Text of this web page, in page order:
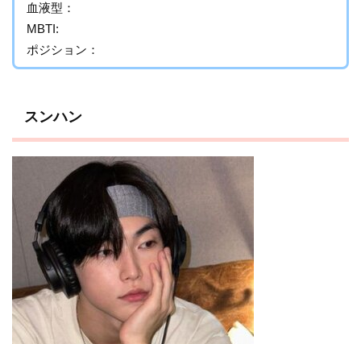
血液型：
MBTI:
ポジション：
スンハン